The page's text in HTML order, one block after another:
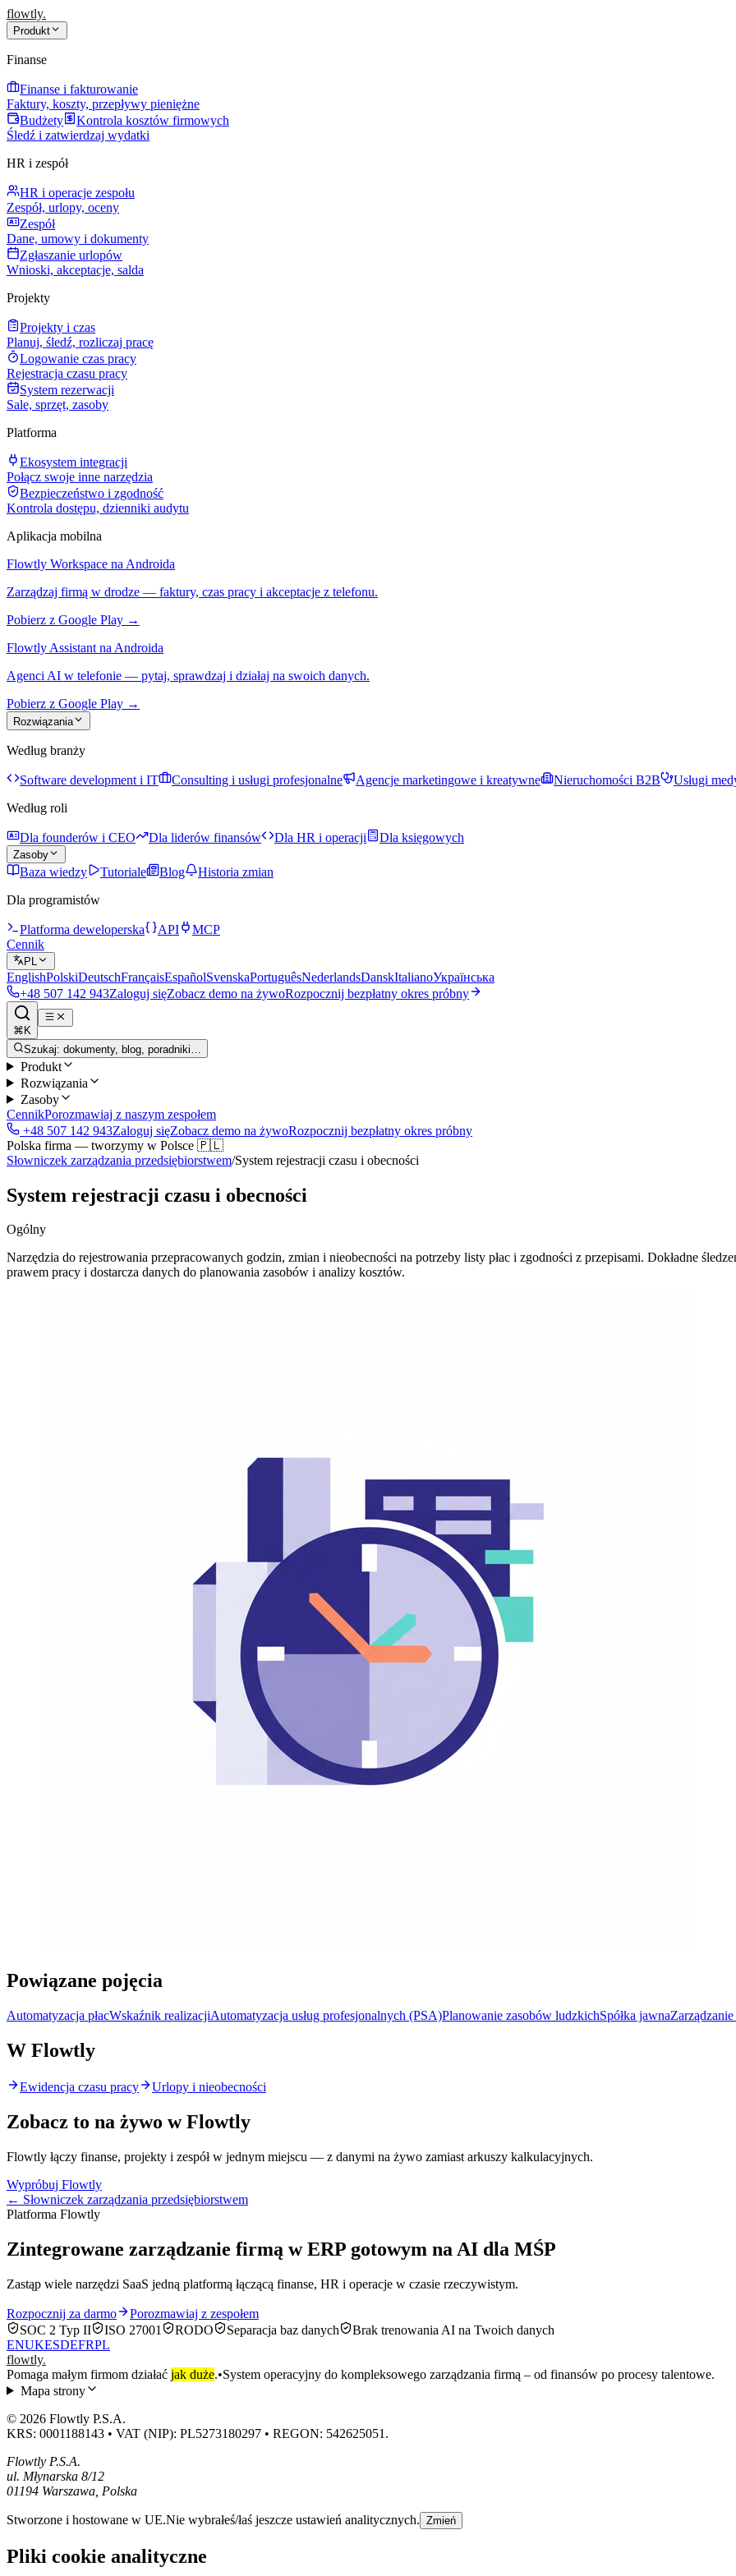
flowtly.
Produkt
Finanse
Finanse i fakturowanie
Faktury, koszty, przepływy pieniężne
Budżety
Kontrola kosztów firmowych
Śledź i zatwierdzaj wydatki
HR i zespół
HR i operacje zespołu
Zespół, urlopy, oceny
Zespół
Dane, umowy i dokumenty
Zgłaszanie urlopów
Wnioski, akceptacje, salda
Projekty
Projekty i czas
Planuj, śledź, rozliczaj pracę
Logowanie czas pracy
Rejestracja czasu pracy
System rezerwacji
Sale, sprzęt, zasoby
Platforma
Ekosystem integracji
Połącz swoje inne narzędzia
Bezpieczeństwo i zgodność
Kontrola dostępu, dzienniki audytu
Aplikacja mobilna
Flowtly Workspace na Androida
Zarządzaj firmą w drodze — faktury, czas pracy i akceptacje z telefonu.
Pobierz z Google Play →
Flowtly Assistant na Androida
Agenci AI w telefonie — pytaj, sprawdzaj i działaj na swoich danych.
Pobierz z Google Play →
Rozwiązania
Według branży
Software development i IT Consulting i usługi profesjonalne Agencje marketingowe i kreatywne Nieruchomości B2B
Usługi
Według roli
Dla founderów i CEO Dla liderów finansów Dla HR i operacji Dla księgowych
Zasoby
Baza wiedzy Tutoriale Blog
Historia zmian
Dla programistów
Platforma deweloperska API
MCP
Cennik
PL
EnglishPolskiDeutschFrançaisEspañolSvenskaPortuguêsNederlandsDanskItalianoУкраїнська
+48 507 142 943Zaloguj sięZobacz demo na żywoRozpocznij bezpłatny okres próbny
⌘K
Szukaj: dokumenty, blog, poradniki…
Produkt
Rozwiązania
Zasoby
CennikPorozmawiaj z naszym zespołem
+48 507 142 943Zaloguj sięZobacz demo na żywoRozpocznij bezpłatny okres próbny
Polska firma — tworzymy w Polsce 🇵🇱
Słowniczek zarządzania przedsiębiorstwem/System rejestracji czasu i obecności
System rejestracji czasu i obecności
Ogólny
Narzędzia do rejestrowania przepracowanych godzin, zmian i nieobecności na potrzeby listy płac i zgodności z przepisami. Dokładne
prawem pracy i dostarcza danych do planowania zasobów i analizy kosztów.
Powiązane pojęcia
Automatyzacja płacWskaźnik realizacjiAutomatyzacja usług profesjonalnych (PSA)Planowanie zasobów ludzkichSpółka jawna
W Flowtly
Ewidencja czasu pracy Urlopy i nieobecności
Zobacz to na żywo w Flowtly
Flowtly łączy finanse, projekty i zespół w jednym miejscu — z danymi na żywo zamiast arkuszy kalkulacyjnych.
Wypróbuj Flowtly
← Słowniczek zarządzania przedsiębiorstwem
Platforma Flowtly
Zintegrowane zarządzanie firmą w ERP gotowym na AI dla MŚP
Zastąp wiele narzędzi SaaS jedną platformą łączącą finanse, HR i operacje w czasie rzeczywistym.
Rozpocznij za darmo
Porozmawiaj z zespołem
SOC 2 Typ II
ISO 27001 RODO Separacja baz danych
Brak trenowania AI na Twoich danych
ENUKESDEFRPL
flowtly.
Pomaga małym firmom działać jak duże.•System operacyjny do kompleksowego zarządzania firmą – od finansów po procesy talentowe.
Mapa strony
© 2026 Flowtly P.S.A.
KRS: 0001188143 • VAT (NIP): PL5273180297 • REGON: 542625051.
Flowtly P.S.A.
ul. Młynarska 8/12
01194 Warszawa, Polska
Stworzone i hostowane w UE.Nie wybrałeś/łaś jeszcze ustawień analitycznych. Zmień
Pliki cookie analityczne